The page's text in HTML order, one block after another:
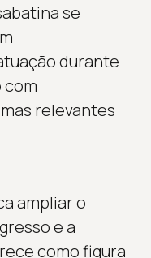
se
durante
com
relevantes
ampliar o
e a
como figura